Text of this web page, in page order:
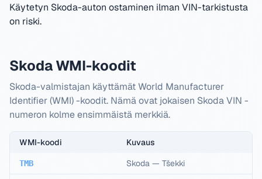
Käytetyn Skoda-auton ostaminen ilman VIN-tarkistusta
on riski.
Skoda WMI-koodit
Skoda-valmistajan käyttämät World Manufacturer
Identifier (WMI) -koodit. Nämä ovat jokaisen Skoda VIN -
numeron kolme ensimmäistä merkkiä.
WMI-koodi Kuvaus
TMB Skoda — Tšekki